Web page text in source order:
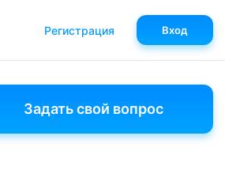
Задать свой вопрос
Регистрация Вход